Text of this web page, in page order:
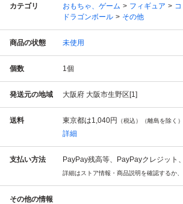
カテゴリ おもちゃ、ゲーム フィギュア
ドラゴンボール
その他
商品の状態 未使用
個数 1個
発送元の地域 大阪府 大阪市生野区[1]
送料 東京都は1,040円 （税込）（離島を除く）
詳細
支払い方法 PayPay残高等、PayPayクレジット
詳細はストア情報・商品説明を確認するか
その他の情報